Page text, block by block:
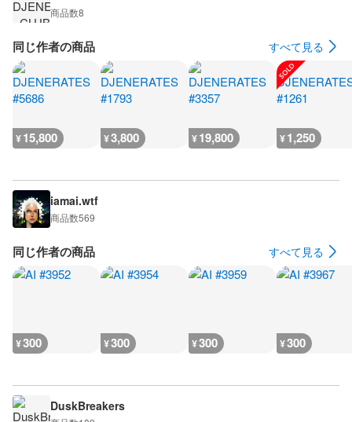
商品数8
同じ作者の商品 すべて見る
¥15,800 ¥3,800 ¥19,800 ¥1,250
iamai.wtf
商品数569
同じ作者の商品 すべて見る
¥300 ¥300 ¥300 ¥300
DuskBreakers